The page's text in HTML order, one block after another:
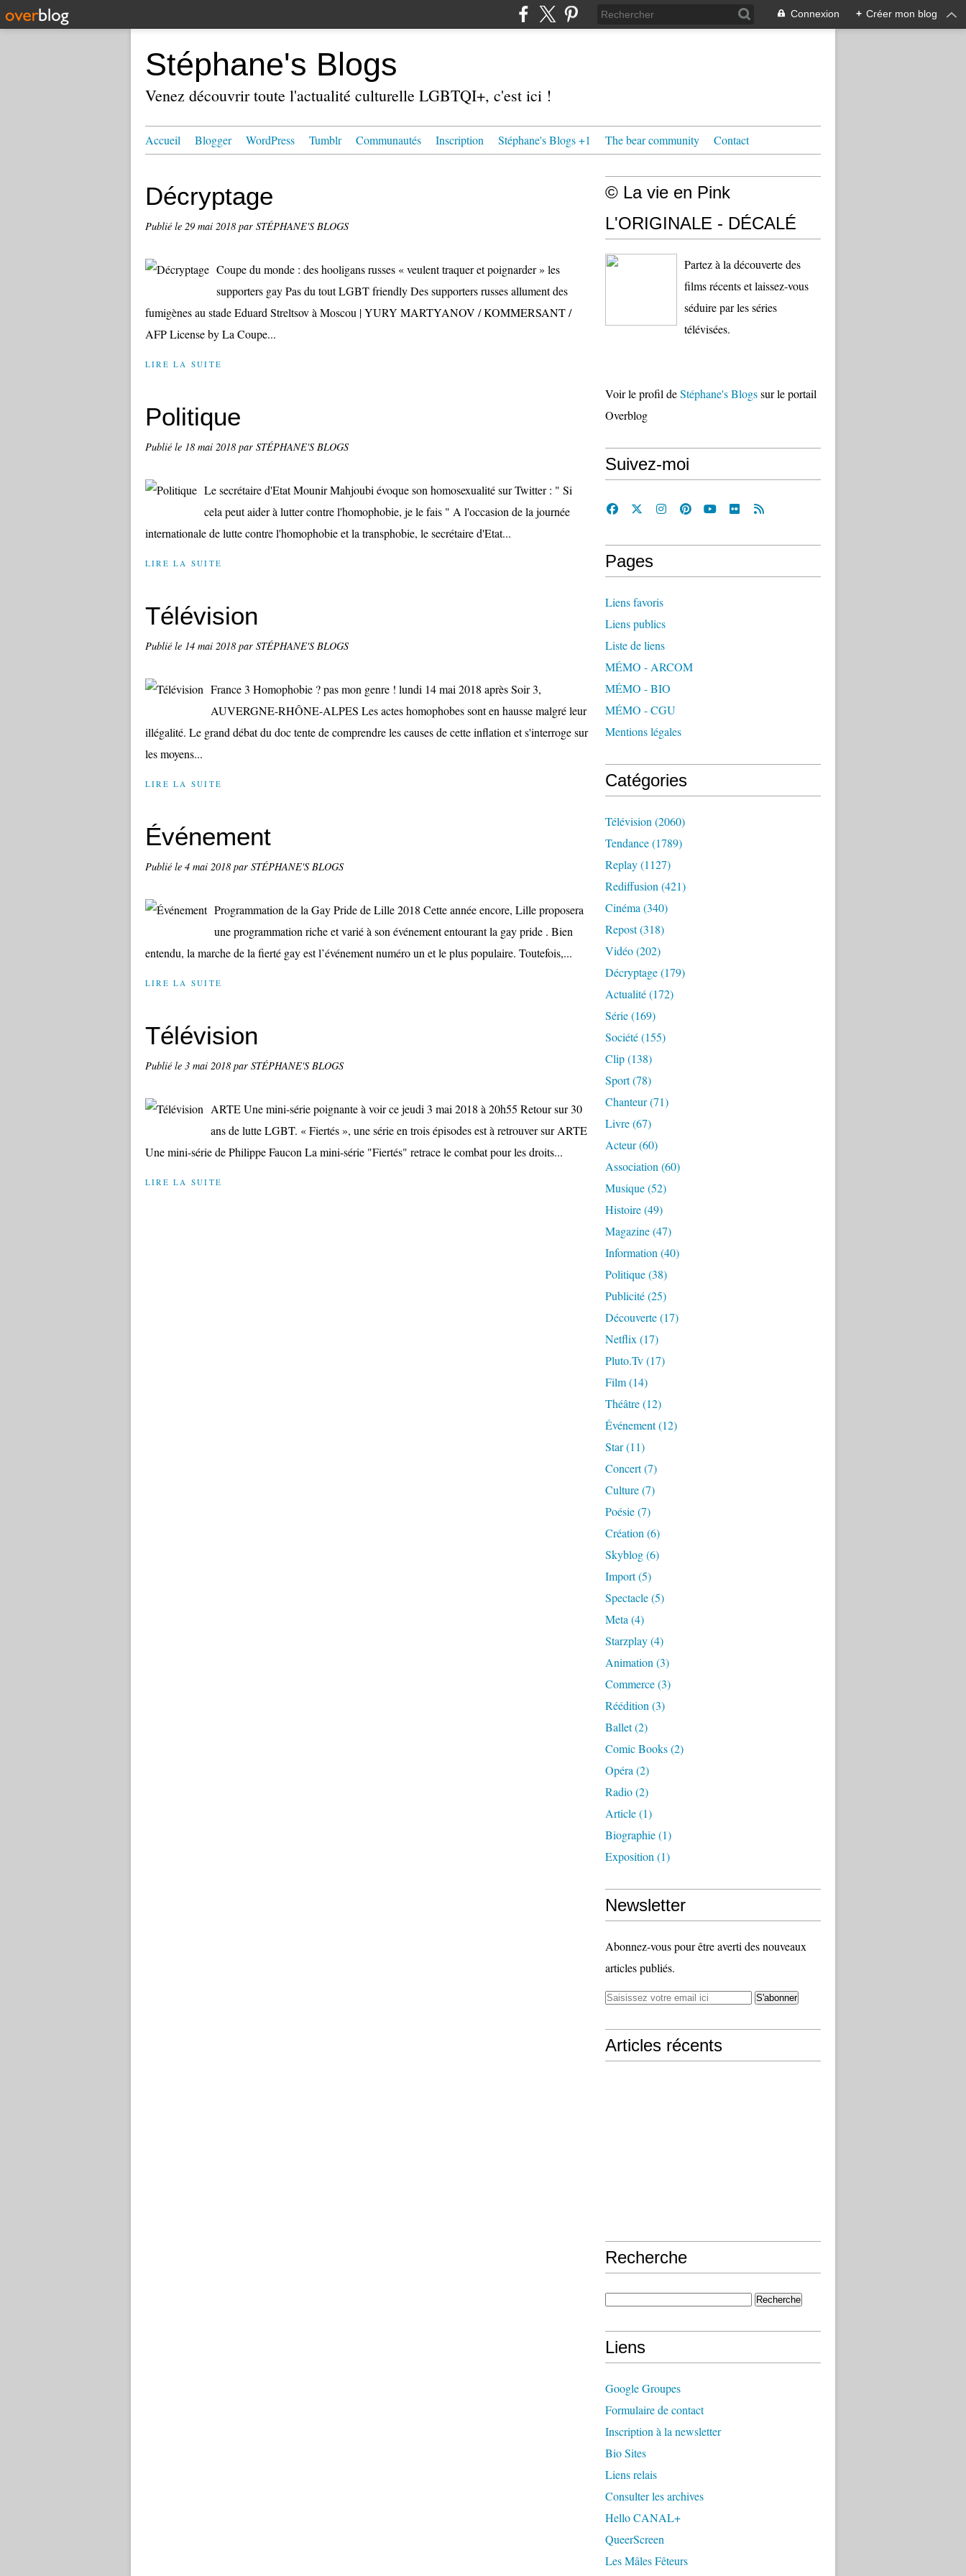
Connexion + Créer mon blog
Stéphane's Blogs
Venez découvrir toute l'actualité culturelle LGBTQI+, c'est ici !
Accueil Blogger WordPress Tumblr Communautés Inscription Stéphane's Blogs +1 The bear community Contact
Décryptage
Publié le 29 mai 2018 par STÉPHANE'S BLOGS
Coupe du monde : des hooligans russes « veulent traquer et poignarder » les
supporters gay Pas du tout LGBT friendly Des supporters russes allument des
fumigènes au stade Eduard Streltsov à Moscou | YURY MARTYANOV / KOMMERSANT /
AFP License by La Coupe...
LIRE LA SUITE
Politique
Publié le 18 mai 2018 par STÉPHANE'S BLOGS
Le secrétaire d'Etat Mounir Mahjoubi évoque son homosexualité sur Twitter : " Si
cela peut aider à lutter contre l'homophobie, je le fais " A l'occasion de la journée
internationale de lutte contre l'homophobie et la transphobie, le secrétaire d'Etat...
LIRE LA SUITE
Télévision
Publié le 14 mai 2018 par STÉPHANE'S BLOGS
France 3 Homophobie ? pas mon genre ! lundi 14 mai 2018 après Soir 3,
AUVERGNE-RHÔNE-ALPES Les actes homophobes sont en hausse malgré leur
illégalité. Le grand débat du doc tente de comprendre les causes de cette inflation et s'interroge sur
les moyens...
LIRE LA SUITE
Événement
Publié le 4 mai 2018 par STÉPHANE'S BLOGS
Programmation de la Gay Pride de Lille 2018 Cette année encore, Lille proposera
une programmation riche et varié à son événement entourant la gay pride . Bien
entendu, la marche de la fierté gay est l’événement numéro un et le plus populaire. Toutefois,...
LIRE LA SUITE
Télévision
Publié le 3 mai 2018 par STÉPHANE'S BLOGS
ARTE Une mini-série poignante à voir ce jeudi 3 mai 2018 à 20h55 Retour sur 30
ans de lutte LGBT. « Fiertés », une série en trois épisodes est à retrouver sur ARTE
Une mini-série de Philippe Faucon La mini-série "Fiertés" retrace le combat pour les droits...
LIRE LA SUITE
© La vie en Pink
L'ORIGINALE - DÉCALÉ
Partez à la découverte des
films récents et laissez-vous
séduire par les séries
télévisées.
Voir le profil deStéphane's Blogssur le portail
Overblog
Suivez-moi
Pages
Liens favoris
Liens publics
Liste de liens
MÉMO - ARCOM
MÉMO - BIO
MÉMO - CGU
Mentions légales
Catégories
Télévision (2060)
Tendance(1789)
Replay(1127)
Rediffusion (421)
Cinéma (340)
Repost(318)
Vidéo(202)
Décryptage(179)
Actualité(172)
Série(169)
Société(155)
Clip(138)
Sport(78)
Chanteur(71)
Livre(67)
Acteur(60)
Association (60)
Musique(52)
Histoire(49)
Magazine(47)
Information (40)
Politique(38)
Publicité(25)
Découverte(17)
Netflix (17)
Pluto.tv(17)
Film(14)
Théâtre(12)
Événement(12)
Star(11)
Concert(7)
Culture(7)
Poésie(7)
Création (6)
Skyblog(6)
Import(5)
Spectacle(5)
Meta (4)
Starzplay(4)
Animation (3)
Commerce(3)
Réédition (3)
Ballet(2)
Comic Books(2)
Opéra (2)
Radio(2)
Article(1)
Biographie(1)
Exposition (1)
Newsletter
Abonnez-vous pour être averti des nouveaux
articles publiés.
Articles récents
Recherche
Liens
Google Groupes
Formulaire de contact
Inscription à la newsletter
Bio Sites
Liens relais
Consulter les archives
Hello CANAL+
QueerScreen
Les Mâles Fêteurs